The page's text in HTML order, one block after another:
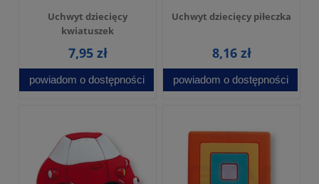
Uchwyt dziecięcy
kwiatuszek
7,95 zł
powiadom o dostępności
Uchwyt dziecięcy piłeczka
8,16 zł
powiadom o dostępności